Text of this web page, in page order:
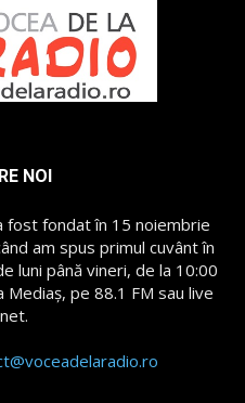
NOI
fost fondat în 15 noiembrie
am spus primul cuvânt în
luni până vineri, de la 10:00
Mediaș, pe 88.1 FM sau live